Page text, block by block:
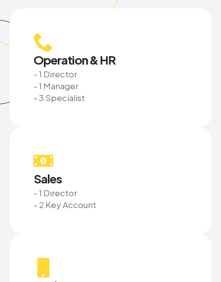
Operation & HR
- 1 Director
- 1 Manager
- 3 Specialist
Sales
- 1 Director
- 2 Key Account